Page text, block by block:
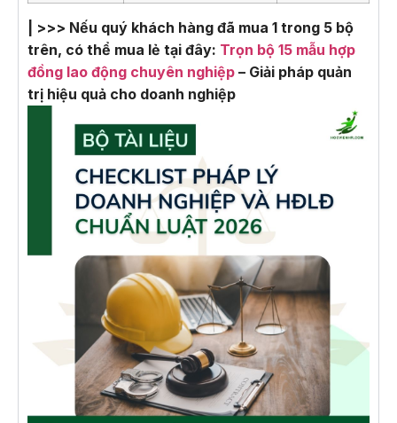
| >>> Nếu quý khách hàng đã mua 1 trong 5 bộ
trên, có thể mua lẻ tại đây: Trọn bộ 15 mẫu hợp
đồng lao động chuyên nghiệp – Giải pháp quản
trị hiệu quả cho doanh nghiệp